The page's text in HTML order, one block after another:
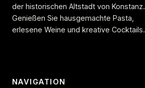
der historischen Altstadt von Konstanz.
Genießen Sie hausgemachte Pasta,
erlesene Weine und kreative Cocktails.
NAVIGATION